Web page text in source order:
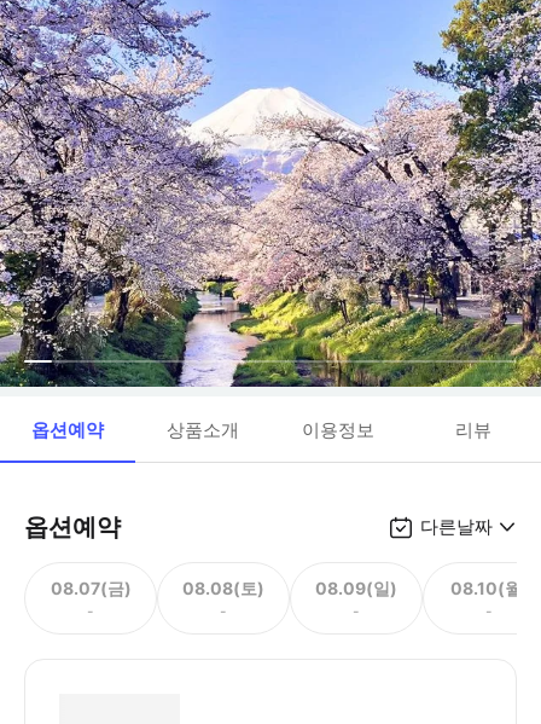
옵션예약 상품소개 이용정보 리뷰
옵션예약 다른날짜
08.07(금)
-
08.08(토)
-
08.09(일)
-
08.10(월)
-